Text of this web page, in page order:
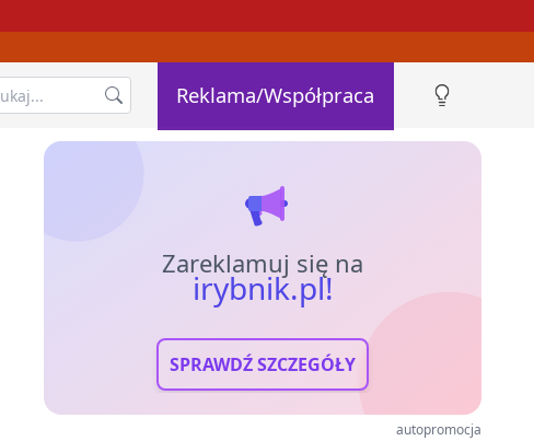
Reklama/Współpraca
Zareklamuj się na
irybnik.pl!
SPRAWDŹ SZCZEGÓŁY
autopromocja